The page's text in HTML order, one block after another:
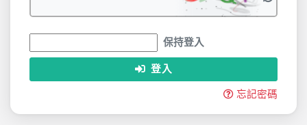
保持登入
登入
忘記密碼